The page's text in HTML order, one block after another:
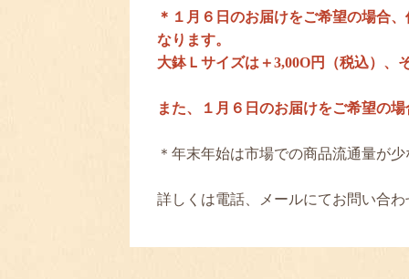
＊１月６日のお届けをご希望の場合
なります。
大鉢Ｌサイズは＋3,00O円（税込）、
また、１月６日のお届けをご希望の
＊年末年始は市場での商品流通量が
詳しくは電話、メールにてお問い合